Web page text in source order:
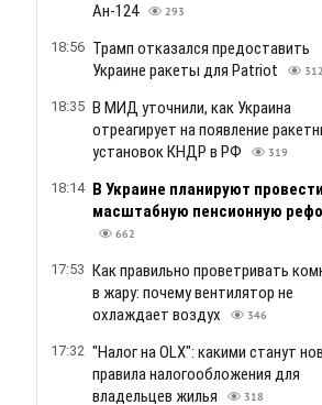
Ан-124
293
18:56 Трамп отказался предоставить
Украине ракеты для Patriot
312
18:35 В МИД уточнили, как Украина
отреагирует на появление
установок КНДР в РФ
319
18:14 В Украине планируют провести
масштабную пенсионную
662
17:53 Как правильно проветривать
в жару: почему вентилятор не
охлаждает воздух
346
17:32 "Налог на OLX": какими станут
правила налогообложения для
владельцев жилья
318